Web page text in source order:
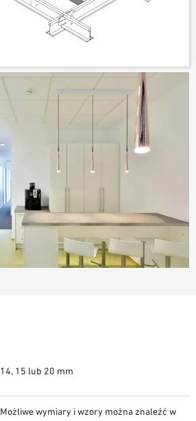
14, 15 lub 20 mm
Możliwe wymiary i wzory można znaleźć w